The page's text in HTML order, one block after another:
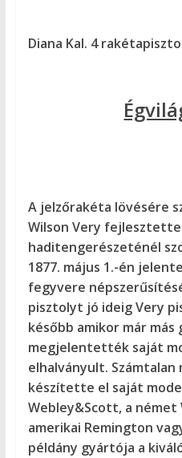
Diana Kal. 4
A jelzőrakéta lövésére
Wilson Very fejlesztette
haditengerészeténél
1877. május 1.-én
fegyvere
pisztolyt jó ideig Very
később amikor már más
megjelentették saját
elhalványult.
készítette el saját
Webley&Scott, a német
amerikai Remington
példány gyártója a